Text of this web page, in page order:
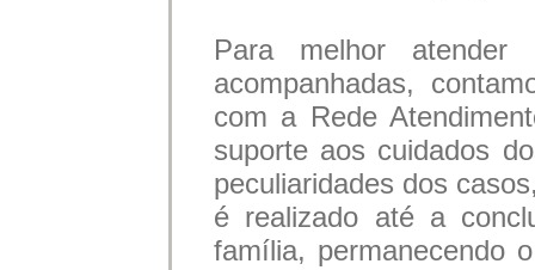
Para melhor atender
acompanhadas,
com a Rede
suporte aos cuidados
peculiaridades dos
é realizado até a
família, permanecendo